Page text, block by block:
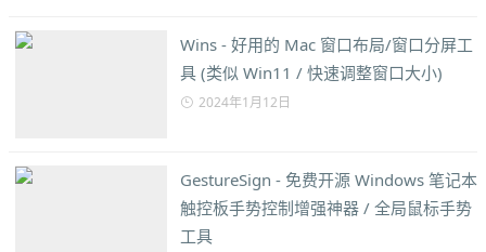
Wins - 好用的 Mac 窗口布局/窗口分屏工
具 (类似 Win11 / 快速调整窗口大小)
2024年1月12日
GestureSign - 免费开源 Windows 笔记本
触控板手势控制增强神器 / 全局鼠标手势
工具